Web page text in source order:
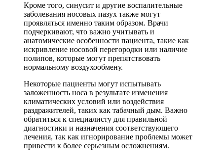
Кроме того, синусит и другие воспалительные
заболевания носовых пазух также могут
проявляться именно таким образом. Врачи
подчеркивают, что важно учитывать и
анатомические особенности пациента, такие как
искривление носовой перегородки или наличие
полипов, которые могут препятствовать
нормальному воздухообмену.
Некоторые пациенты могут испытывать
заложенность носа в результате изменения
климатических условий или воздействия
раздражителей, таких как табачный дым. Важно
обратиться к специалисту для правильной
диагностики и назначения соответствующего
лечения, так как игнорирование проблемы может
привести к более серьезным осложнениям.